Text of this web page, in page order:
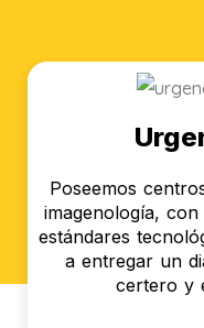
Poseemos
imagenología,
estándares
a entregar un
certero y